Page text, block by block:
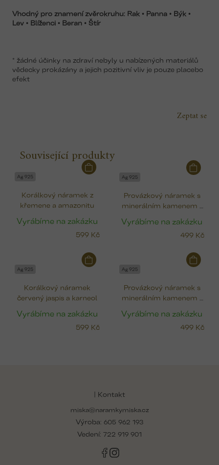
Vhodný pro znamení zvěrokruhu: Rak • Panna • Býk •
Lev • Blíženci • Beran • Štír
* žádné účinky na zdraví nebyly u nabízených materiálů
vědecky prokázány a jejich pozitivní vliv je pouze placebo
efekt
Zeptat se
Související produkty
Ag 925
Korálkový náramek z
křemene a amazonitu
Vyrábíme na zakázku
599 Kč
Ag 925
Provázkový náramek s
minerálním kamenem -
Vyrábíme na zakázku
499 Kč
Ag 925
Korálkový náramek
červený jaspis a karneol
Vyrábíme na zakázku
599 Kč
Ag 925
Provázkový náramek s
minerálním kamenem -
Vyrábíme na zakázku
499 Kč
| Kontakt
miska@naramkymiska.cz
Výroba: 605 962 193
Vedení: 722 919 901